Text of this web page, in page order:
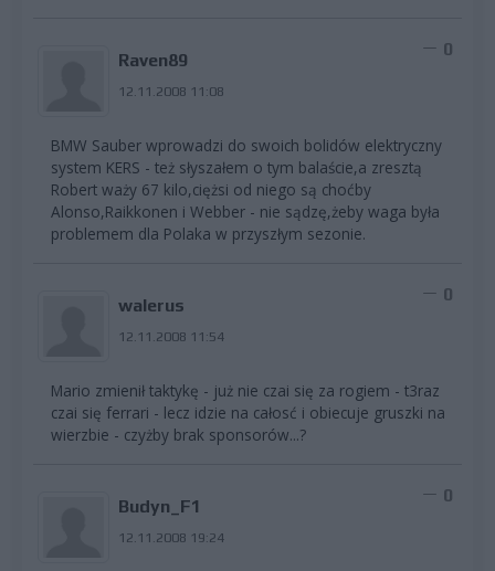
Raven89
12.11.2008 11:08
0
BMW Sauber wprowadzi do swoich bolidów elektryczny
system KERS - też słyszałem o tym balaście,a zresztą
Robert waży 67 kilo,ciężsi od niego są choćby
Alonso,Raikkonen i Webber - nie sądzę,żeby waga była
problemem dla Polaka w przyszłym sezonie.
walerus
12.11.2008 11:54
0
Mario zmienił taktykę - już nie czai się za rogiem - t3raz
czai się ferrari - lecz idzie na całosć i obiecuje gruszki na
wierzbie - czyżby brak sponsorów...?
Budyn_F1
12.11.2008 19:24
0